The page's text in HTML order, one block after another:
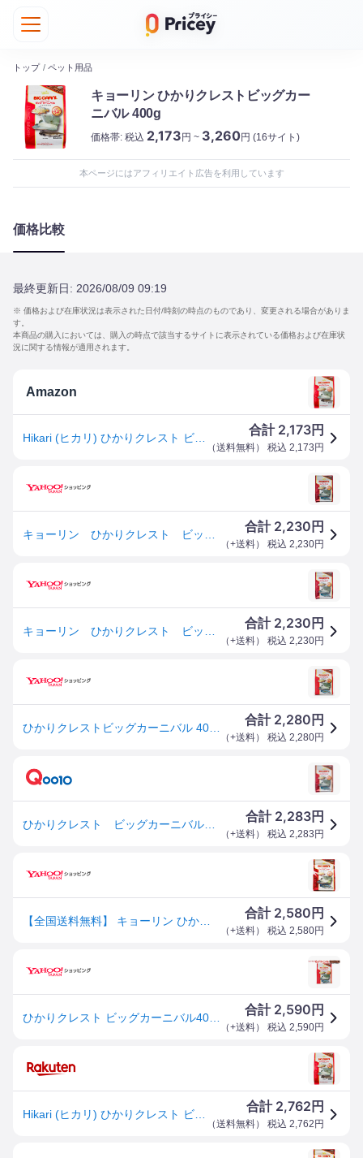
トップ / ペット用品
キョーリン ひかりクレストビッグカー
ニバル 400g
価格帯: 税込 2,173円 ~ 3,260円 (16サイト)
本ページにはアフィリエイト広告を利用しています
価格比較
最終更新日: 2026/08/09 09:19
※ 価格および在庫状況は表示された日付/時刻の時点のものであり、変更される場合がありま
す。
本商品の購入においては、購入の時点で該当するサイトに表示されている価格および在庫状
況に関する情報が適用されます。
Amazon
合計 2,173円
（送料無料） 税込 2,173 円
合計 2,230 円
（+送料） 税込 2,230円
合計 2,230 円
（+送料） 税込 2,230円
合計 2,280 円
（+送料） 税込 2,280円
合計 2,283円
（+送料） 税込 2,283 円
合計 2,580 円
（+送料） 税込 2,580円
合計 2,590 円
（+送料） 税込 2,590円
合計 2,762 円
（送料無料） 税込 2,762 円